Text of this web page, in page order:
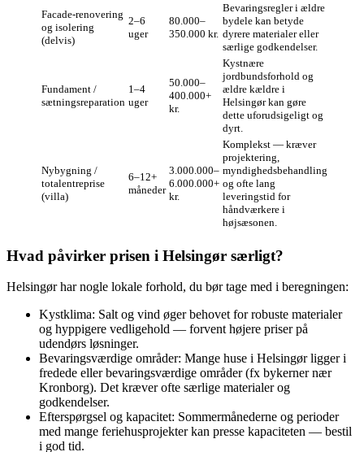
Facade-renovering
og isolering
(delvis)
2–6
uger
80.000–
350.000 kr.
Bevaringsregler i ældre
bydele kan betyde
dyrere materialer eller
særlige godkendelser.
Fundament /
sætningsreparation
1–4
uger
50.000–
400.000+
kr.
Kystnære
jordbundsforhold og
ældre kældre i
Helsingør kan gøre
dette uforudsigeligt og
dyrt.
Nybygning /
totalentreprise
(villa)
6–12+
måneder
3.000.000–
6.000.000+
kr.
Komplekst — kræver
projektering,
myndighedsbehandling
og ofte lang
leveringstid for
håndværkere i
højsæsonen.
Hvad påvirker prisen i Helsingør særligt?
Helsingør har nogle lokale forhold, du bør tage med i beregningen:
Kystklima: Salt og vind øger behovet for robuste materialer
og hyppigere vedligehold — forvent højere priser på
udendørs løsninger.
Bevaringsværdige områder: Mange huse i Helsingør ligger i
fredede eller bevaringsværdige områder (fx bykerner nær
Kronborg). Det kræver ofte særlige materialer og
godkendelser.
Efterspørgsel og kapacitet: Sommermånederne og perioder
med mange feriehusprojekter kan presse kapaciteten — bestil
i god tid.